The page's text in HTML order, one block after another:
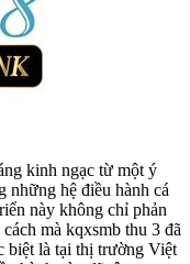
kinh ngạc từ một ý
những hệ điều hành cá
này không chỉ phản
mà kqxsmb thu 3 đã
biệt là tại thị trường Việt